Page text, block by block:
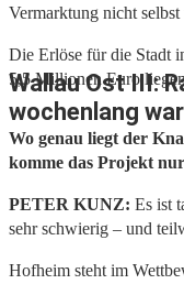
Vermarktung nicht
Die Erlöse für die Stadt
5,5 Millionen Euro
Wallau Ost III:
wochenlang
Wo genau liegt der
komme das Projekt
PETER KUNZ: Es ist
sehr schwierig – und
Hofheim steht im